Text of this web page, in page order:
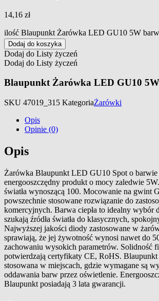
14,16 zł
ilość Blaupunkt Żarówka LED GU10 5W
Dodaj do koszyka
Dodaj do Listy życzeń
Dodaj do Listy życzeń
Blaupunkt Żarówka LED GU10 5W
SKU 47019_315 KategoriaŻarówki
Opis
Opinie (0)
Opis
Żarówka Blaupunkt LED GU10 Spot o barwie
energooszczędny produkt o mocy zaledwie
światła wynoszącą 100. Mocowanie na gwint
powszechnie stosowane rozwiązanie do
komercyjnych. Barwa ciepła to idealny wybór
szukają źródła światła do klasycznych,
Najwyższej jakości diody zastosowane w
sprawiają, że jej żywotność wynosi nawet do
zachowaniu wysokich parametrów. Solidność
potwierdzają certyfikaty CE, RoHS.
stosowana w miejscach, gdzie wymagane są
oddawania barw przez oświetlenie.
Blaupunkt posiadają 3 lata gwarancji.